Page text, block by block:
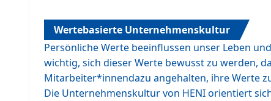
Wertebasierte Unternehmenskultur
Persönliche Werte beeinflussen unser Leben
wichtig, sich dieser Werte bewusst zu werden,
Mitarbeiter*innendazu angehalten, ihre Werte
Die Unternehmenskultur von HENI orientiert